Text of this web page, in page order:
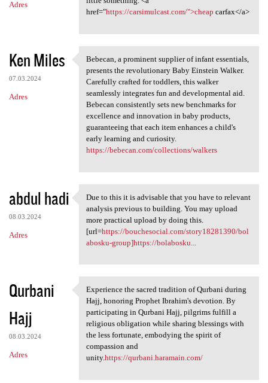
Adres
href="https://carsimulcast.com/">cheap carfax</a>
Ken Miles
07.03.2024
Adres
Bebecan, a prominent supplier
Bebecan, a prominent supplier of infant essentials,
presents the revolutionary Baby Einstein Walker.
Carefully crafted for toddlers, this walker
seamlessly integrates fun and developmental aid.
Bebecan consistently sets new benchmarks for
excellence and innovation in baby products,
guaranteeing that each item enhances a child's
early learning and curiosity.
https://bebecan.com/collections/walkers
abdul hadi
08.03.2024
Adres
Due to this it is advisable
Due to this it is advisable that you have to relevant
analysis previous to building. You may upload
more practical upload by doing this.
[url=https://bouchesocial.com/story18281390/bol
abosku-group]https://bolabosku...
Qurbani
Hajj
08.03.2024
Adres
Experience the sacred
Experience the sacred tradition of Qurbani during
Hajj, honoring Prophet Ibrahim's devotion. By
participating in Qurbani Hajj, pilgrims fulfill a
religious obligation while sharing blessings with
the less fortunate, embodying the spirit of
compassion and
unity.https://qurbani.haramain.com/